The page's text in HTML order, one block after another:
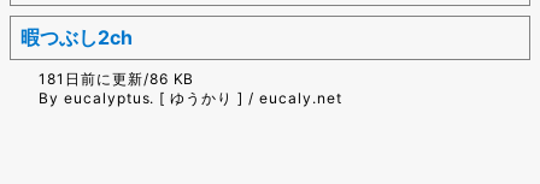
暇つぶし2ch
181日前に更新/86 KB
By eucalyptus. [ ゆうかり ] / eucaly.net